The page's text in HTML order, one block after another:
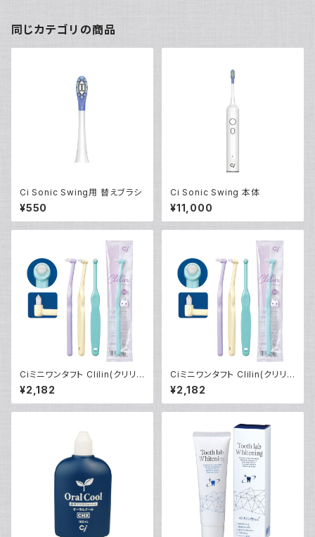
同じカテゴリの商品
Ci Sonic Swing用 替えブラシ
¥550
Ci Sonic Swing 本体
¥11,000
Ciミニワンタフト Clilin(クリリ
ン) MS やややわらかめ 30本
¥2,182
Ciミニワンタフト Clilin(クリリ
ン)
¥2,182